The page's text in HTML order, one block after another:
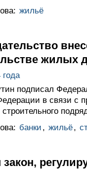
жильё
жилых
подписал
в связи с
банки , жильё,
закон,